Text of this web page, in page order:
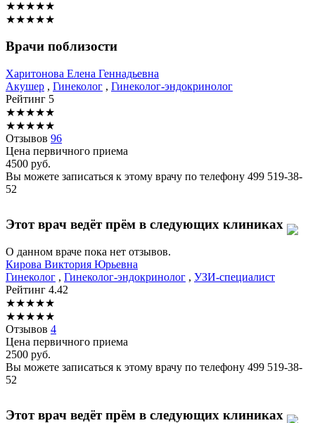
★★★★★
★★★★★
Врачи поблизости
Харитонова Елена Геннадьевна
Акушер , Гинеколог , Гинеколог-эндокринолог
Рейтинг 5
★★★★★
★★★★★
Отзывов 96
Цена первичного приема
4500 руб.
Вы можете записаться к этому врачу по телефону 499 519-38-
52
Этот врач ведёт прём в следующих клиниках
О данном враче пока нет отзывов.
Кирова Виктория Юрьевна
Гинеколог , Гинеколог-эндокринолог , УЗИ-специалист
Рейтинг 4.42
★★★★★
★★★★★
Отзывов 4
Цена первичного приема
2500 руб.
Вы можете записаться к этому врачу по телефону 499 519-38-
52
Этот врач ведёт прём в следующих клиниках